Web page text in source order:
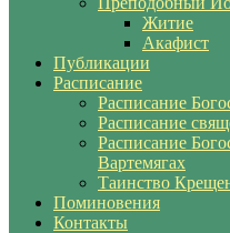
Житие
Акафист
Публикации
Расписание
Расписание
Расписание
Расписание
Вартемягах
Таинство
Поминовения
Контакты